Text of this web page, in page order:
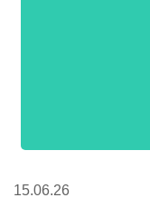
15.06.26